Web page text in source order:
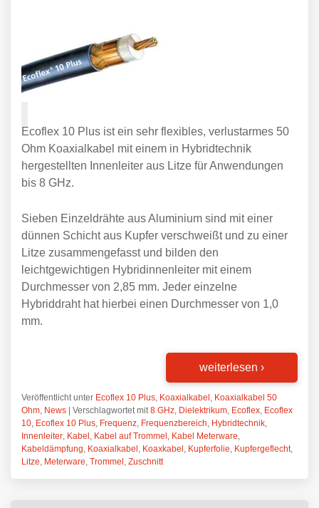
Ecoflex 10 Plus ist ein sehr flexibles, verlustarmes 50
Ohm Koaxialkabel mit einem in Hybridtechnik
hergestellten Innenleiter aus Litze für Anwendungen
bis 8 GHz.
Sieben Einzeldrähte aus Aluminium sind mit einer
dünnen Schicht aus Kupfer verschweißt und zu einer
Litze zusammengefasst und bilden den
leichtgewichtigen Hybridinnenleiter mit einem
Durchmesser von 2,85 mm. Jeder einzelne
Hybriddraht hat hierbei einen Durchmesser von 1,0
mm.
weiterlesen ›
Veröffentlicht unter Ecoflex 10 Plus Koaxialkabel Koaxialkabel 50
Ohm News | Verschlagwortet mit 8 GHz Dielektrikum Ecoflex Ecoflex
10 Ecoflex 10 Plus Frequenz Frequenzbereich Hybridtechnik
Innenleiter Kabel Kabel auf Trommel Kabel Meterware
Kabeldämpfung Koaxialkabel Koaxkabel Kupferfolie Kupfergeflecht,
Litze Meterware Trommel Zuschnitt